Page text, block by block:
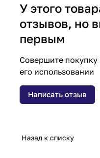
У этого
отзывов, но
первым
Совершите покупку
его использовании
Написать отзыв
Назад к списку